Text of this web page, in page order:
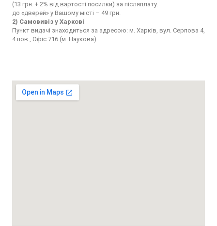
(13 грн. + 2% від вартості посилки) за післяплату.
до «дверей» у Вашому місті – 49 грн.
2) Самовивіз у Харкові
Пункт видачі знаходиться за адресою: м. Харків, вул. Серпова 4,
4 пов., Офіс 716 (м. Наукова).